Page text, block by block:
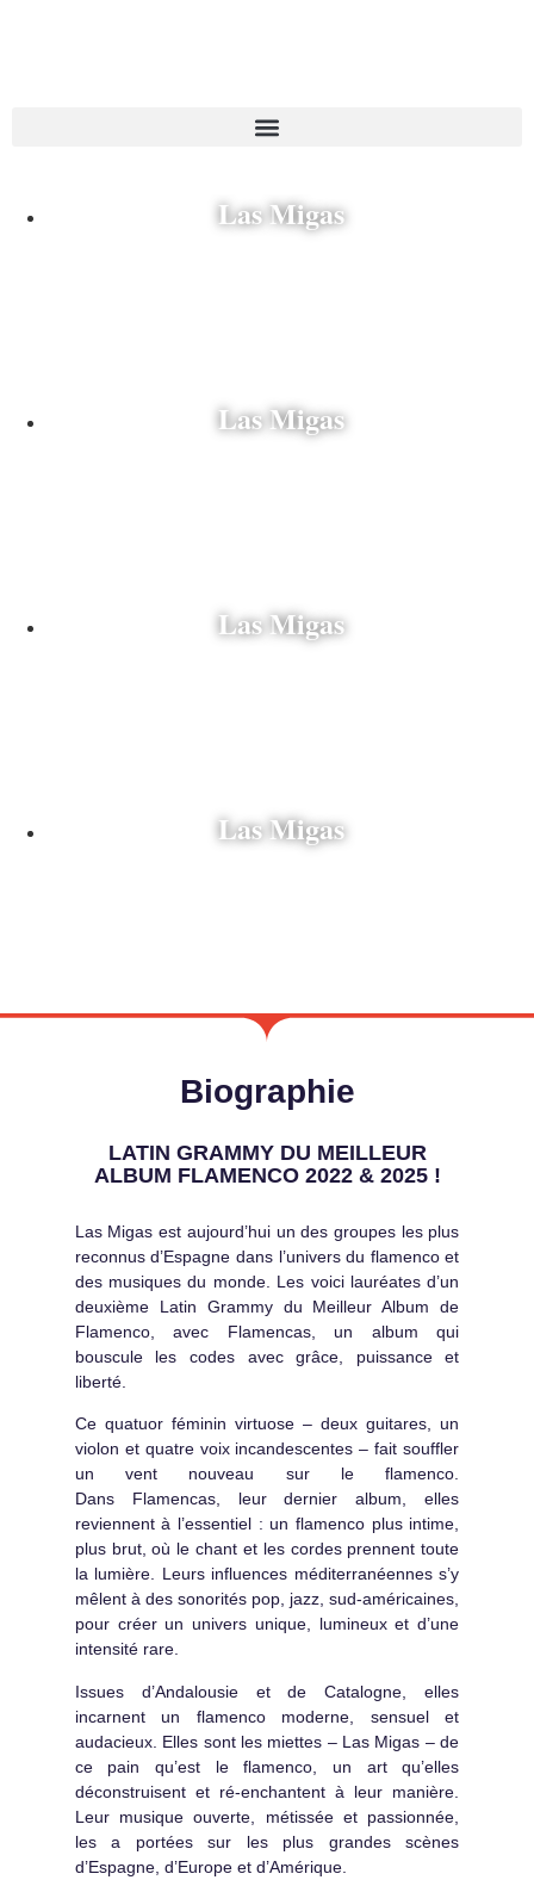
Las Migas
Las Migas
Las Migas
Las Migas
Biographie
LATIN GRAMMY DU MEILLEUR
ALBUM FLAMENCO 2022 & 2025 !
Las Migas est aujourd’hui un des groupes les plus
reconnus d’Espagne dans l’univers du flamenco et
des musiques du monde. Les voici lauréates d’un
deuxième Latin Grammy du Meilleur Album de
Flamenco, avec Flamencas, un album qui
bouscule les codes avec grâce, puissance et
liberté.
Ce quatuor féminin virtuose – deux guitares, un
violon et quatre voix incandescentes – fait souffler
un vent nouveau sur le flamenco.
Dans Flamencas, leur dernier album, elles
reviennent à l’essentiel : un flamenco plus intime,
plus brut, où le chant et les cordes prennent toute
la lumière. Leurs influences méditerranéennes s’y
mêlent à des sonorités pop, jazz, sud-américaines,
pour créer un univers unique, lumineux et d’une
intensité rare.
Issues d’Andalousie et de Catalogne, elles
incarnent un flamenco moderne, sensuel et
audacieux. Elles sont les miettes – Las Migas – de
ce pain qu’est le flamenco, un art qu’elles
déconstruisent et ré-enchantent à leur manière.
Leur musique ouverte, métissée et passionnée,
les a portées sur les plus grandes scènes
d’Espagne, d’Europe et d’Amérique.